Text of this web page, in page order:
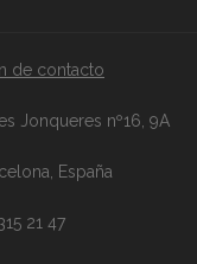
de contacto
Jonqueres nº16, 9A
España
21 47